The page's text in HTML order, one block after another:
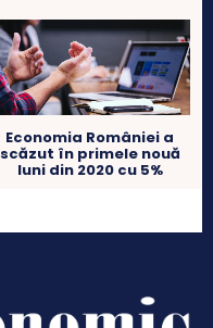
Economia României a
scăzut în primele nouă
luni din 2020 cu 5%